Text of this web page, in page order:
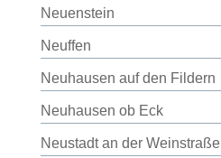
Neuenstein
Neuffen
Neuhausen auf den Fildern
Neuhausen ob Eck
Neustadt an der Weinstraße